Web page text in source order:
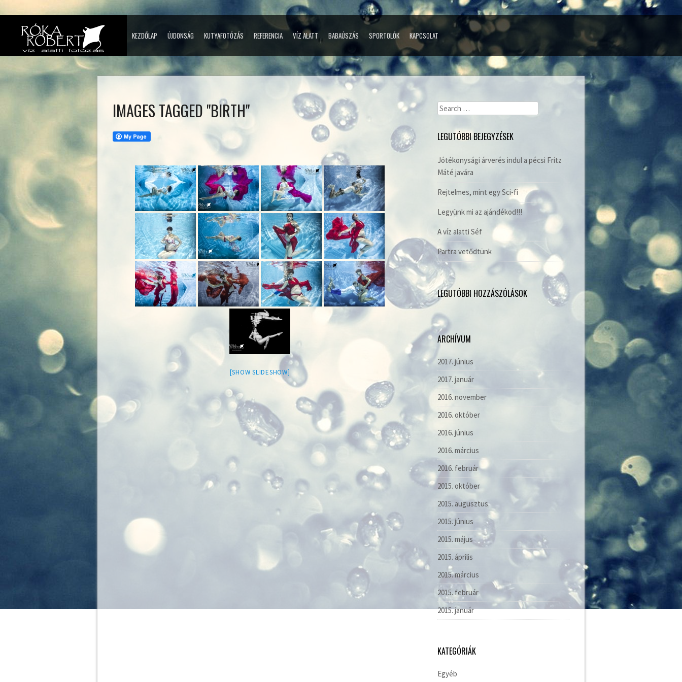
KEZDŐLAP ÚJDONSÁG KUTYAFOTÓZÁS REFERENCIA VÍZ ALATT BABAÚSZÁS SPORTOLÓK KAPCSOLAT
IMAGES TAGGED "BIRTH"
[SHOW SLIDESHOW]
Search
LEGUTÓBBI BEJEGYZÉSEK
Jótékonysági árverés indul a pécsi Fritz
Máté javára
Rejtelmes, mint egy Sci-fi
Legyünk mi az ajándékod!!!
A víz alatti Séf
Partra vetődtünk
LEGUTÓBBI HOZZÁSZÓLÁSOK
ARCHÍVUM
2017. június
2017. január
2016. november
2016. október
2016. június
2016. március
2016. február
2015. október
2015. augusztus
2015. június
2015. május
2015. április
2015. március
2015. február
2015. január
KATEGÓRIÁK
Egyéb